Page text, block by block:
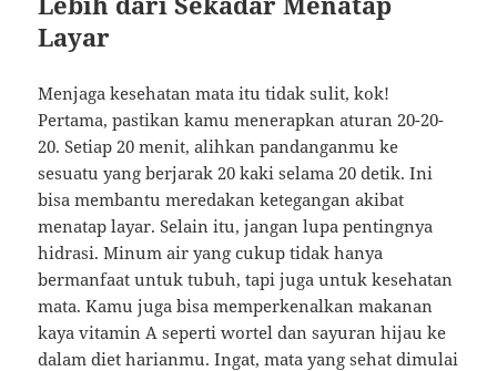
Layar
Menjaga kesehatan mata itu tidak sulit, kok!
Pertama, pastikan kamu menerapkan aturan 20-20-
20. Setiap 20 menit, alihkan pandanganmu ke
sesuatu yang berjarak 20 kaki selama 20 detik. Ini
bisa membantu meredakan ketegangan akibat
menatap layar. Selain itu, jangan lupa pentingnya
hidrasi. Minum air yang cukup tidak hanya
bermanfaat untuk tubuh, tapi juga untuk kesehatan
mata. Kamu juga bisa memperkenalkan makanan
kaya vitamin A seperti wortel dan sayuran hijau ke
dalam diet harianmu. Ingat, mata yang sehat dimulai